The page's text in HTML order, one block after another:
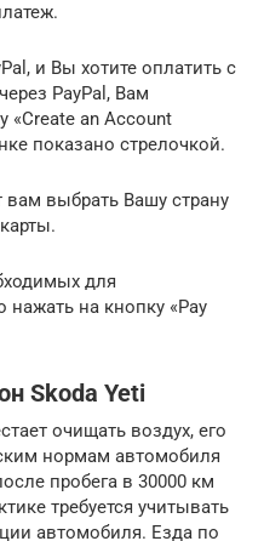
и Вы хотите оплатить с
PayPal, Вам
«Create an Account
показано стрелочкой.
вам выбрать Вашу страну
для
нажать на кнопку «Pay
Skoda Yeti
очищать воздух, его
нормам автомобиля
пробега в 30000 км
требуется учитывать
автомобиля. Езда по